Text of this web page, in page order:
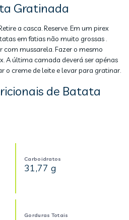
Gratinada
a casca. Reserve. Em um pirex
em fatias não muito grossas .
com mussarela. Fazer o mesmo
A última camada deverá ser apénas
o creme de leite e levar para gratinar.
de Batata
Carboidratos
31,77 g
Gorduras Totais